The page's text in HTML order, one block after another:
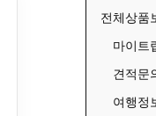
전체상품
마이트
견적문
여행정